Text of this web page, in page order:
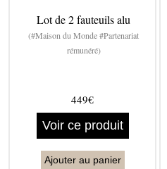
Lot de 2 fauteuils alu
(#Maison du Monde #Partenariat
rémunéré)
449€
Voir ce produit
Ajouter au panier